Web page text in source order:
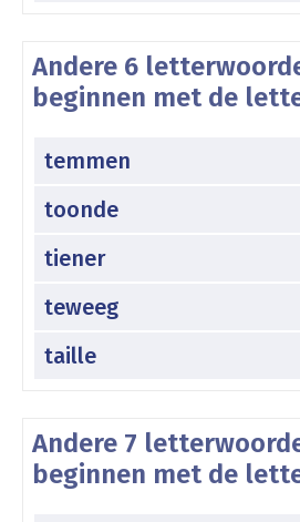
Andere 6
beginnen met de
temmen
toonde
tiener
teweeg
taille
Andere 7
beginnen met de